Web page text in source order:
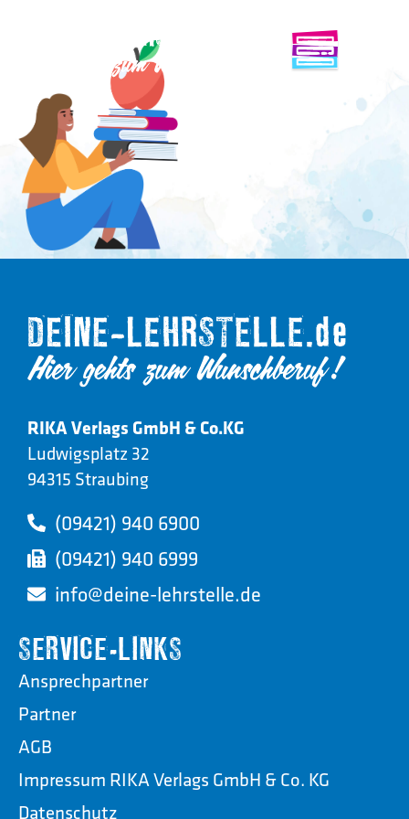
RIKA Verlags GmbH & Co.KG
Ludwigsplatz 32
94315 Straubing
(09421) 940 6900
(09421) 940 6999
info@deine-lehrstelle.de
SERVICE-LINKS
Ansprechpartner
Partner
AGB
Impressum RIKA Verlags GmbH & Co. KG
Datenschutz